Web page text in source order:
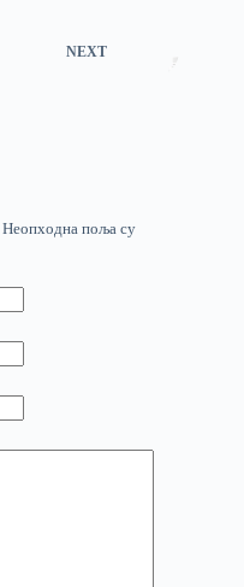
NEXT
Неопходна поља су